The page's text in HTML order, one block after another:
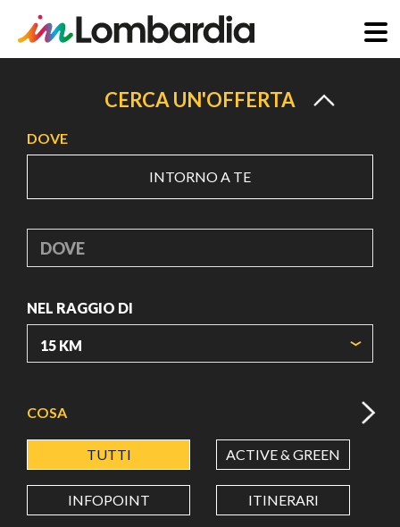
principale
CERCA UN'OFFERTA
DOVE
INTORNO A TE
DOVE
NEL RAGGIO DI
LATITUDINE
COSA
TUTTI ACTIVE & GREEN
INFOPOINT ITINERARI